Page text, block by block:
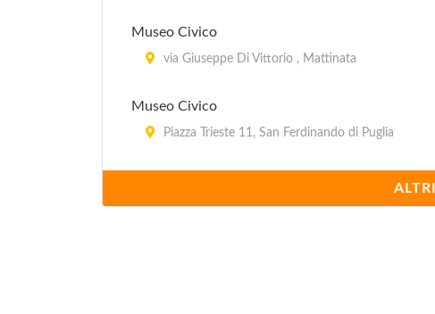
Museo Civico
via Giuseppe Di Vittorio , Mattinata
Museo Civico
Piazza Trieste 11, San Ferdinando di Puglia
Corso Regina Margherita 84, Troia